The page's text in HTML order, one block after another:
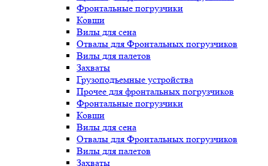
Фронтальные погрузчики
Ковши
Вилы для сена
Отвалы для Фронтальных погрузчиков
Вилы для палетов
Захваты
Грузоподъемные устройства
Прочее для фронтальных погрузчиков
Фронтальные погрузчики
Ковши
Вилы для сена
Отвалы для Фронтальных погрузчиков
Вилы для палетов
Захваты